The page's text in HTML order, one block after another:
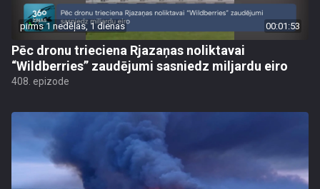
pirms 1 nedēļas, 1 dienas 00:01:53
Pēc dronu trieciena Rjazaņas noliktavai
“Wildberries” zaudējumi sasniedz miljardu eiro
408. epizode